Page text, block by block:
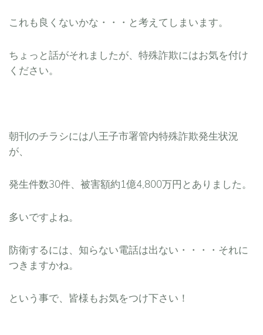
これも良くないかな・・・と考えてしまいます。
ちょっと話がそれましたが、特殊詐欺にはお気を付け
ください。
朝刊のチラシには八王子市署管内特殊詐欺発生状況
が、
発生件数30件、被害額約1億4,800万円とありました。
多いですよね。
防衛するには、知らない電話は出ない・・・・それに
つきますかね。
という事で、皆様もお気をつけ下さい！